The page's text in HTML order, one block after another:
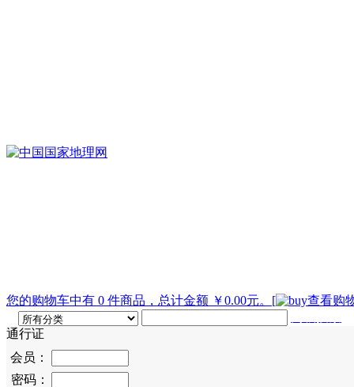
您的购物车中有 0 件商品，总计金额 ￥0.00元。 [
查看购
通行证
会员：
密码：